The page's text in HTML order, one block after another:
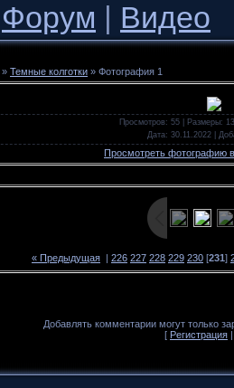
Форум | Видео
» Темные колготки » Фотография 1
Просмотров: 55 | Размеры:
Дата: 30.11.2022 |
Просмотреть фотографию
« Предыдущая | 226 227 228 229 230 [231]
Добавлять комментарии могут только
[ Регистрация